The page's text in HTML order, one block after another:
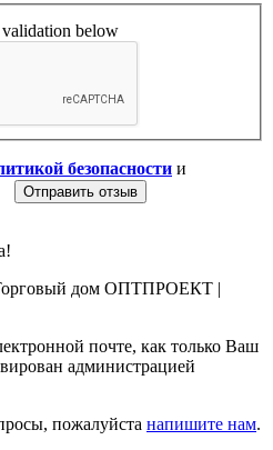
validation below
безопасности и
дом ОПТПРОЕКТ |
почте, как только Ваш
администрацией
пожалуйста напишите нам.